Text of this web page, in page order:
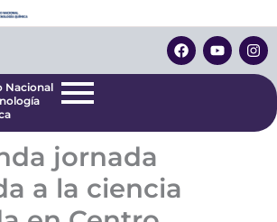
F
a
c
o
Y
o
u
e
I
n
s
r
Nacional
jornada
a la ciencia